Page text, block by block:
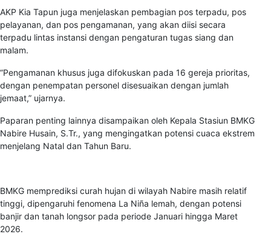
AKP Kia Tapun juga menjelaskan pembagian pos terpadu, pos
pelayanan, dan pos pengamanan, yang akan diisi secara
terpadu lintas instansi dengan pengaturan tugas siang dan
malam.
“Pengamanan khusus juga difokuskan pada 16 gereja prioritas,
dengan penempatan personel disesuaikan dengan jumlah
jemaat,” ujarnya.
Paparan penting lainnya disampaikan oleh Kepala Stasiun BMKG
Nabire Husain, S.Tr., yang mengingatkan potensi cuaca ekstrem
menjelang Natal dan Tahun Baru.
BMKG memprediksi curah hujan di wilayah Nabire masih relatif
tinggi, dipengaruhi fenomena La Niña lemah, dengan potensi
banjir dan tanah longsor pada periode Januari hingga Maret
2026.